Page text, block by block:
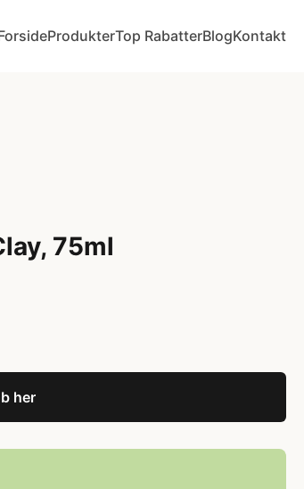
ProdukterTop RabatterBlogKontakt
75ml
her